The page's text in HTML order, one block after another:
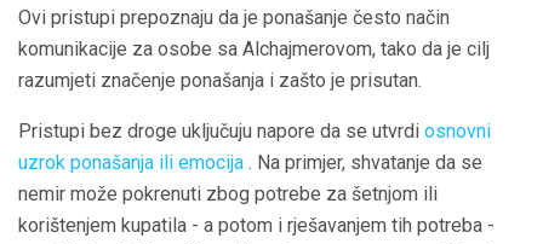
Ovi pristupi prepoznaju da je ponašanje često način
komunikacije za osobe sa Alchajmerovom, tako da je cilj
razumjeti značenje ponašanja i zašto je prisutan.
Pristupi bez droge uključuju napore da se utvrdi osnovni
uzrok ponašanja ili emocija . Na primjer, shvatanje da se
nemir može pokrenuti zbog potrebe za šetnjom ili
korištenjem kupatila - a potom i rješavanjem tih potreba -